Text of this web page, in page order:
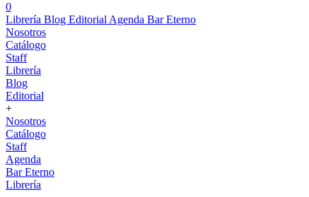
0
Librería Blog Editorial Agenda Bar Eterno
Nosotros
Catálogo
Staff
Librería
Blog
Editorial
+
Nosotros
Catálogo
Staff
Agenda
Bar Eterno
Librería